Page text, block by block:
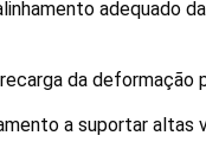
adequado
da deformação
a suportar altas